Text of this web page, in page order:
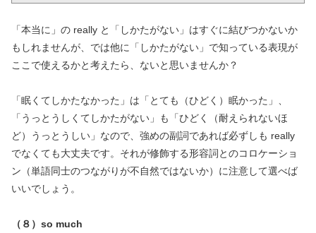
「本当に」の really と「しかたがない」はすぐに結びつかないか
もしれませんが、では他に「しかたがない」で知っている表現が
ここで使えるかと考えたら、ないと思いませんか？
「眠くてしかたなかった」は「とても（ひどく）眠かった」、
「うっとうしくてしかたがない」も「ひどく（耐えられないほ
ど）うっとうしい」なので、強めの副詞であれば必ずしも really
でなくても大丈夫です。それが修飾する形容詞とのコロケーショ
ン（単語同士のつながりが不自然ではないか）に注意して選べば
いいでしょう。
（８）so much